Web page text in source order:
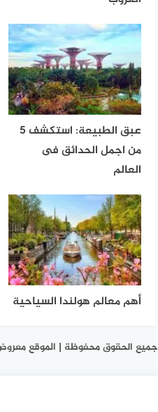
عبق الطبيعة: استكشف 5
من اجمل الحدائق فى
العالم
أهم معالم هولندا السياحية
جميع الحقوق محفوظة | الموقع معروض للبيع: